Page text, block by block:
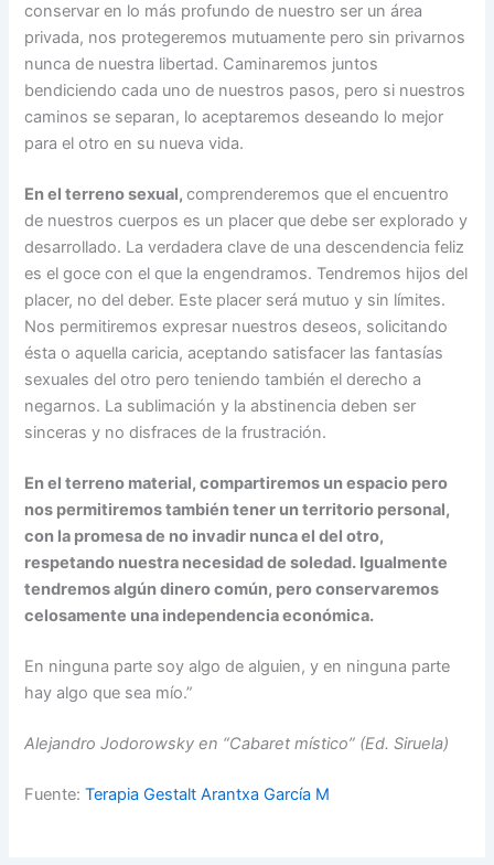
conservar en lo más profundo de nuestro ser un área
privada, nos protegeremos mutuamente pero sin privarnos
nunca de nuestra libertad. Caminaremos juntos
bendiciendo cada uno de nuestros pasos, pero si nuestros
caminos se separan, lo aceptaremos deseando lo mejor
para el otro en su nueva vida.
En el terreno sexual, comprenderemos que el encuentro
de nuestros cuerpos es un placer que debe ser explorado y
desarrollado. La verdadera clave de una descendencia feliz
es el goce con el que la engendramos. Tendremos hijos del
placer, no del deber. Este placer será mutuo y sin límites.
Nos permitiremos expresar nuestros deseos, solicitando
ésta o aquella caricia, aceptando satisfacer las fantasías
sexuales del otro pero teniendo también el derecho a
negarnos. La sublimación y la abstinencia deben ser
sinceras y no disfraces de la frustración.
En el terreno material, compartiremos un espacio pero
nos permitiremos también tener un territorio personal,
con la promesa de no invadir nunca el del otro,
respetando nuestra necesidad de soledad. Igualmente
tendremos algún dinero común, pero conservaremos
celosamente una independencia económica.
En ninguna parte soy algo de alguien, y en ninguna parte
hay algo que sea mío.”
Alejandro Jodorowsky en “Cabaret místico” (Ed. Siruela)
Fuente:Terapia Gestalt Arantxa García M